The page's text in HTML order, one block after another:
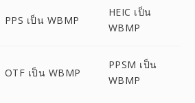
PPS เป็น WBMP
HEIC เป็น
WBMP
OTF เป็น WBMP
PPSM เป็น
WBMP